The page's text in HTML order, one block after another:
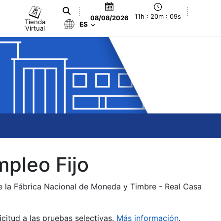
Tienda
Virtual
08/08/2026 11h : 20m : 09s
ES
Fijo
Fábrica Nacional de Moneda y Timbre - Real Casa
a las pruebas selectivas. Más información.